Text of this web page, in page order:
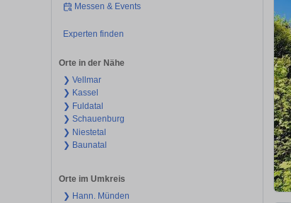
Messen & Events
Experten finden
Orte in der Nähe
❯ Vellmar
❯ Kassel
❯ Fuldatal
❯ Schauenburg
❯ Niestetal
❯ Baunatal
Orte im Umkreis
❯ Hann. Münden